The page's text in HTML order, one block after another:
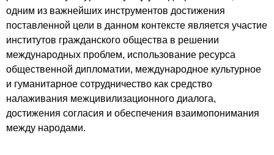
одним из важнейших инструментов достижения
поставленной цели в данном контексте является участие
институтов гражданского общества в решении
международных проблем, использование ресурса
общественной дипломатии, международное культурное
и гуманитарное сотрудничество как средство
налаживания межцивилизационного диалога,
достижения согласия и обеспечения взаимопонимания
между народами.